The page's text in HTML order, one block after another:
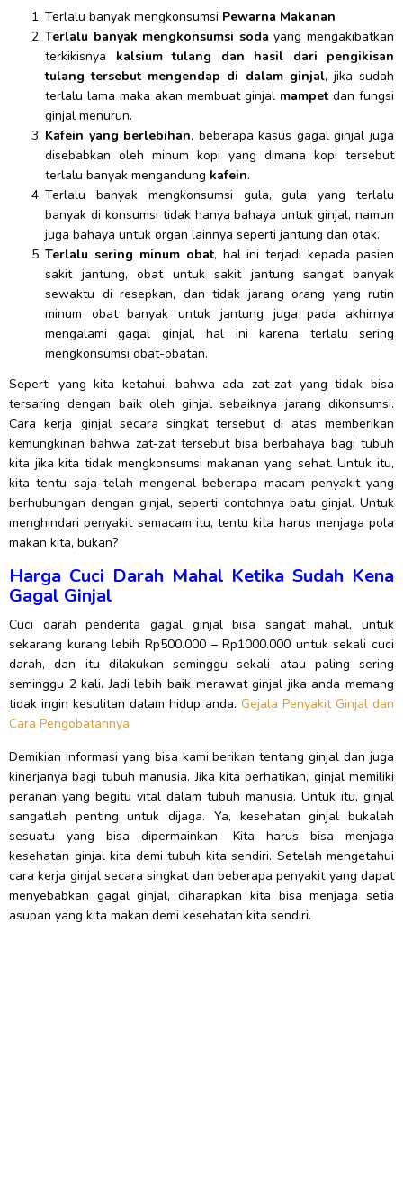
Terlalu banyak mengkonsumsi Pewarna Makanan
Terlalu banyak mengkonsumsi soda yang mengakibatkan
terkikisnya kalsium tulang dan hasil dari pengikisan
tulang tersebut mengendap di dalam ginjal, jika sudah
terlalu lama maka akan membuat ginjal mampet dan fungsi
ginjal menurun.
Kafein yang berlebihan, beberapa kasus gagal ginjal juga
disebabkan oleh minum kopi yang dimana kopi tersebut
terlalu banyak mengandung kafein.
Terlalu banyak mengkonsumsi gula, gula yang terlalu
banyak di konsumsi tidak hanya bahaya untuk ginjal, namun
juga bahaya untuk organ lainnya seperti jantung dan otak.
Terlalu sering minum obat, hal ini terjadi kepada pasien
sakit jantung, obat untuk sakit jantung sangat banyak
sewaktu di resepkan, dan tidak jarang orang yang rutin
minum obat banyak untuk jantung juga pada akhirnya
mengalami gagal ginjal, hal ini karena terlalu sering
mengkonsumsi obat-obatan.
Seperti yang kita ketahui, bahwa ada zat-zat yang tidak bisa
tersaring dengan baik oleh ginjal sebaiknya jarang dikonsumsi.
Cara kerja ginjal secara singkat tersebut di atas memberikan
kemungkinan bahwa zat-zat tersebut bisa berbahaya bagi tubuh
kita jika kita tidak mengkonsumsi makanan yang sehat. Untuk itu,
kita tentu saja telah mengenal beberapa macam penyakit yang
berhubungan dengan ginjal, seperti contohnya batu ginjal. Untuk
menghindari penyakit semacam itu, tentu kita harus menjaga pola
makan kita, bukan?
Harga Cuci Darah Mahal Ketika Sudah Kena
Gagal Ginjal
Cuci darah penderita gagal ginjal bisa sangat mahal, untuk
sekarang kurang lebih Rp500.000 – Rp1000.000 untuk sekali cuci
darah, dan itu dilakukan seminggu sekali atau paling sering
seminggu 2 kali. Jadi lebih baik merawat ginjal jika anda memang
tidak ingin kesulitan dalam hidup anda. Gejala Penyakit Ginjal dan
Cara Pengobatannya
Demikian informasi yang bisa kami berikan tentang ginjal dan juga
kinerjanya bagi tubuh manusia. Jika kita perhatikan, ginjal memiliki
peranan yang begitu vital dalam tubuh manusia. Untuk itu, ginjal
sangatlah penting untuk dijaga. Ya, kesehatan ginjal bukalah
sesuatu yang bisa dipermainkan. Kita harus bisa menjaga
kesehatan ginjal kita demi tubuh kita sendiri. Setelah mengetahui
cara kerja ginjal secara singkat dan beberapa penyakit yang dapat
menyebabkan gagal ginjal, diharapkan kita bisa menjaga setia
asupan yang kita makan demi kesehatan kita sendiri.